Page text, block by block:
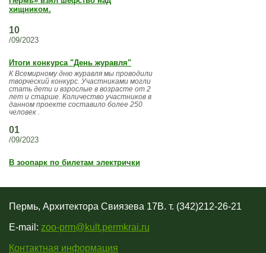
хищником.
10
/09/2023
Итоги конкурса "День журавля"
К Всемирному дню журавля мы проводили
творческий конкурс. Участниками могли
стать дети и взрослые в возрасте от 2
лет и старше. Количество участников в
данном проекте составило более 250
человек .
01
/09/2023
В зоопарк по билетам электрички
Пермь, Архитектора Свиязева 17В. т. (342)212-26-21
E-mail: zoo-prm@kult.permkrai.ru
Контактная информация